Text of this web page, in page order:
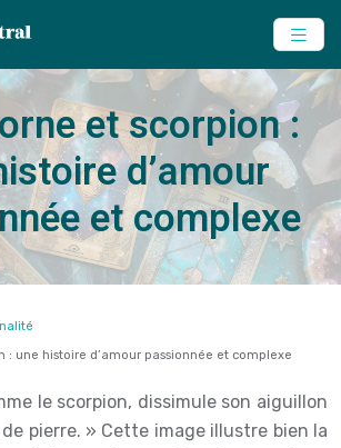
et scorpion :
d’amour
et complexe
: une histoire d’amour passionnée et complexe
le scorpion, dissimule son aiguillon
pierre. » Cette image illustre bien la